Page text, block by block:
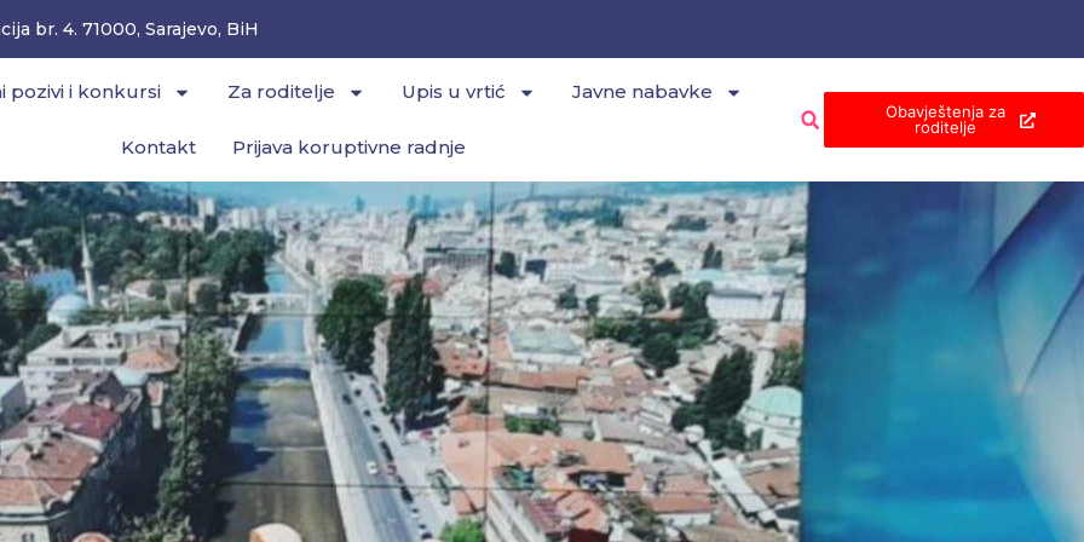
br. 4. 71000, Sarajevo, BiH
pozivi i konkursi Za roditelje Upis u vrtić Javne nabavke
Kontakt Prijava koruptivne radnje
Obavještenja za
roditelje